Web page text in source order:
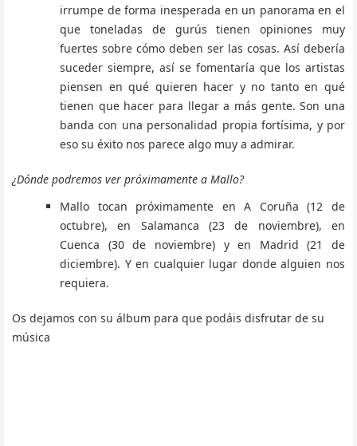
irrumpe de forma inesperada en un panorama en el
que toneladas de gurús tienen opiniones muy
fuertes sobre cómo deben ser las cosas. Así debería
suceder siempre, así se fomentaría que los artistas
piensen en qué quieren hacer y no tanto en qué
tienen que hacer para llegar a más gente. Son una
banda con una personalidad propia fortísima, y por
eso su éxito nos parece algo muy a admirar.
¿Dónde podremos ver próximamente a Mallo?
Mallo tocan próximamente en A Coruña (12 de
octubre), en Salamanca (23 de noviembre), en
Cuenca (30 de noviembre) y en Madrid (21 de
diciembre). Y en cualquier lugar donde alguien nos
requiera.
Os dejamos con su álbum para que podáis disfrutar de su
música